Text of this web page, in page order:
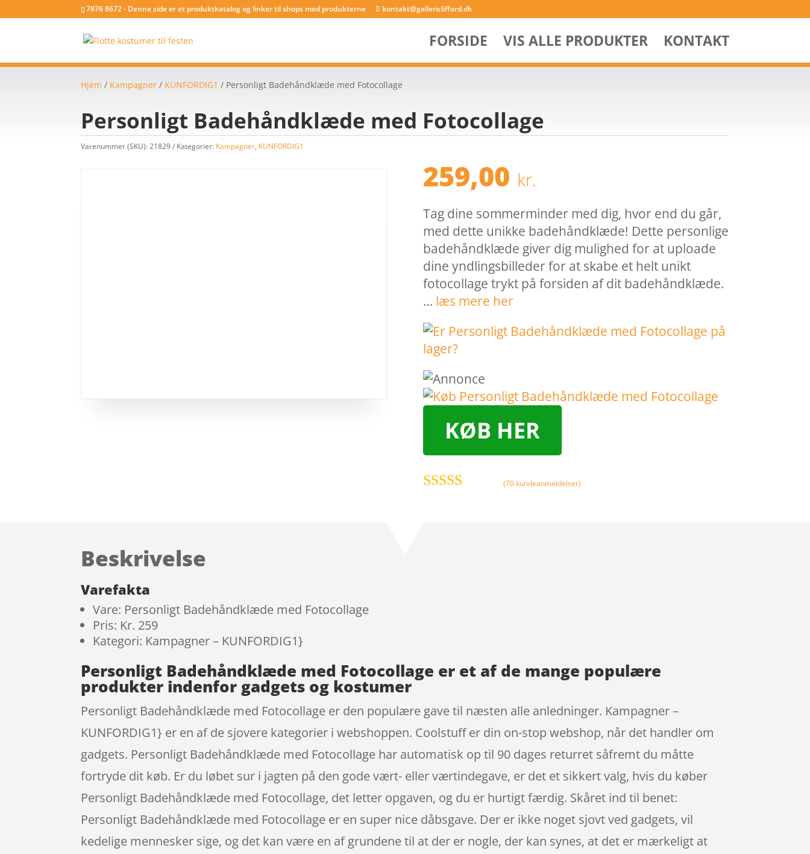
7876 8672 - Denne side er et produktkatalog og linker til shops med produkterne kontakt@gallericlifford.dk
FORSIDE VIS ALLE PRODUKTER KONTAKT
Hjem / Kampagner / KUNFORDIG1 / Personligt Badehåndklæde med Fotocollage
Personligt Badehåndklæde med Fotocollage
Varenummer (SKU):21829 Kategorier: Kampagner, KUNFORDIG1
259,00 kr.
Tag dine sommerminder med dig, hvor end du går,
med dette unikke badehåndklæde! Dette personlige
badehåndklæde giver dig mulighed for at uploade
dine yndlingsbilleder for at skabe et helt unikt
fotocollage trykt på forsiden af dit badehåndklæde.
… læs mere her
KØB HER
(70 kundeanmeldelser)
Beskrivelse
Varefakta
Vare: Personligt Badehåndklæde med Fotocollage
Pris: Kr. 259
Kategori: Kampagner – KUNFORDIG1}
Personligt Badehåndklæde med Fotocollage er et af de mange populære
produkter indenfor gadgets og kostumer
Personligt Badehåndklæde med Fotocollage er den populære gave til næsten alle anledninger. Kampagner –
KUNFORDIG1} er en af de sjovere kategorier i webshoppen. Coolstuff er din on-stop webshop, når det handler om
gadgets. Personligt Badehåndklæde med Fotocollage har automatisk op til 90 dages returret såfremt du måtte
fortryde dit køb. Er du løbet sur i jagten på den gode vært- eller værtindegave, er det et sikkert valg, hvis du køber
Personligt Badehåndklæde med Fotocollage, det letter opgaven, og du er hurtigt færdig. Skåret ind til benet:
Personligt Badehåndklæde med Fotocollage er en super nice dåbsgave. Der er ikke noget sjovt ved gadgets, vil
kedelige mennesker sige, og det kan være en af grundene til at der er nogle, der kan synes, at det er mærkeligt at